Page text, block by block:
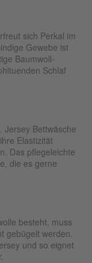
sich Perkal im
Gewebe ist
Baumwoll-
Schlaf
Jersey Bettwäsche
Elastizität
Das pflegeleichte
die es gerne
besteht, muss
gebügelt werden.
und so eignet